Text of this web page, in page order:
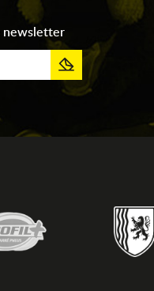
newsletter